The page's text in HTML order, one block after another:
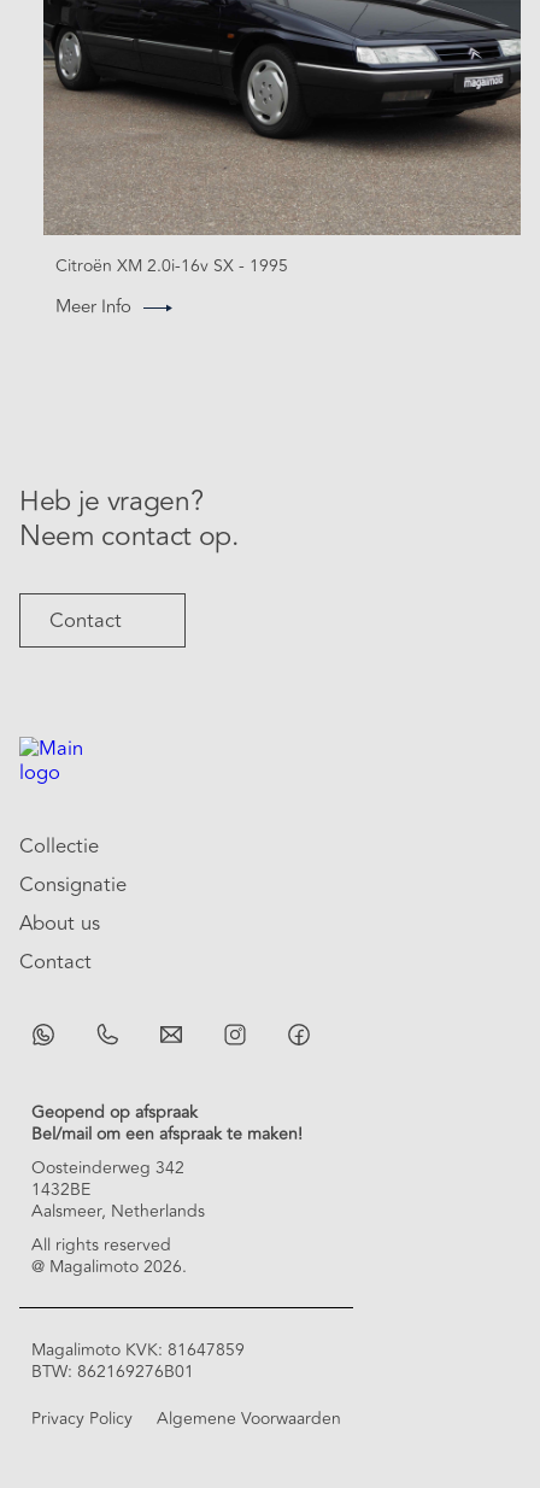
Citroën XM 2.0i-16v SX - 1995
Meer Info
Heb je vragen?
Neem contact op.
Contact
Collectie
Consignatie
About us
Contact
All rights reserved
@ Magalimoto 2026.
Geopend op afspraak
Bel/mail om een afspraak te maken!
Oosteinderweg 342
1432BE
Aalsmeer, Netherlands
Privacy Policy Algemene Voorwaarden
Magalimoto KVK: 81647859
BTW: 862169276B01